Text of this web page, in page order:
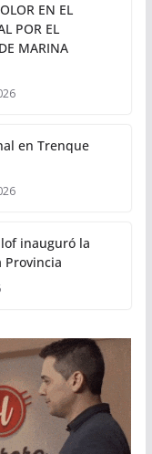
EN EL
POR EL
MARINA
en Trenque
inauguró la
Provincia